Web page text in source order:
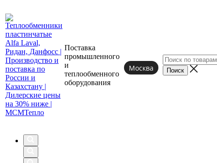
Поставка
промышленного
и
теплообменного
оборудования
Москва